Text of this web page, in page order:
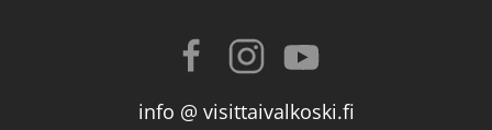
info @ visittaivalkoski.fi